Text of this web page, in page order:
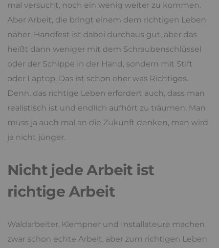
mal versucht, noch ein wenig weiter zu kommen.
Aber Arbeit, die bringt einem dem richtigen Leben
näher. Handfest ist dabei durchaus gut, aber das
heißt dann weniger mit dem Schraubenschlüssel
oder der Schippe in der Hand, sondern mit Stift
oder Laptop. Das ist schon eher was Richtiges.
Denn, das richtige Leben erfordert auch, dass man
realistisch ist und endlich aufhört zu träumen. Man
muss ja auch mal an die Zukunft denken, man wird
ja nicht jünger.
Nicht jede Arbeit ist
richtige Arbeit
Waldarbeiter, Klempner und Installateure machen
zwar schon echte Arbeit, aber zum richtigen Leben